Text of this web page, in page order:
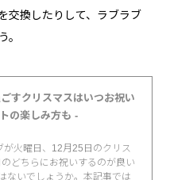
交換したりして、ラブラブ
。
すクリスマスはいつお祝い
の楽しみ方も -
火曜日、12月25日のクリス
どちらにお祝いするのが良い
ないでしょうか。本記事では